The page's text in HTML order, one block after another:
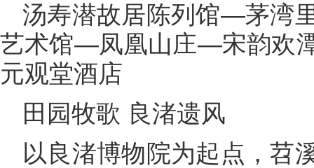
汤寿潜故居陈列馆—茅湾
艺术馆—凤凰山庄—宋韵欢
元观堂酒店
田园牧歌 良渚遗风
以良渚博物院为起点，苕